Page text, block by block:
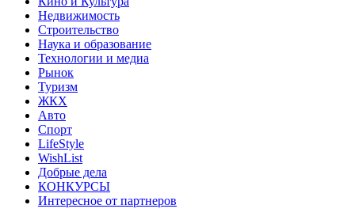
Недвижимость
Строительство
Наука и образование
Технологии и медиа
Рынок
Туризм
ЖКХ
Авто
Спорт
LifeStyle
WishList
Добрые дела
КОНКУРСЫ
Интересное от партнеров